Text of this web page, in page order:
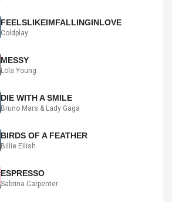
FEELSLIKEIMFALLINGINLOVE
Coldplay
MESSY
Lola Young
DIE WITH A SMILE
Bruno Mars & Lady Gaga
BIRDS OF A FEATHER
Billie Eilish
ESPRESSO
Sabrina Carpenter